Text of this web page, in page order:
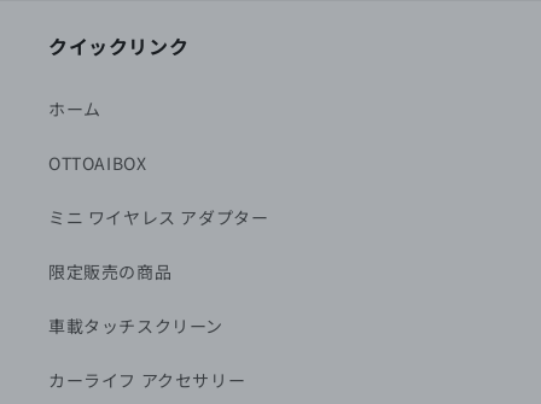
クイックリンク
ホーム
OTTOAIBOX
ミニ ワイヤレス アダプター
限定販売の商品
車載タッチスクリーン
カーライフ アクセサリー